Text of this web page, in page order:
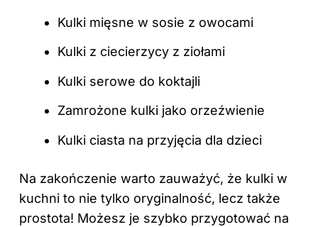
Kulki mięsne w sosie z owocami
Kulki z ciecierzycy z ziołami
Kulki serowe do koktajli
Zamrożone kulki jako orzeźwienie
Kulki ciasta na przyjęcia dla dzieci
Na zakończenie warto zauważyć, że kulki w
kuchni to nie tylko oryginalność, lecz także
prostota! Możesz je szybko przygotować na